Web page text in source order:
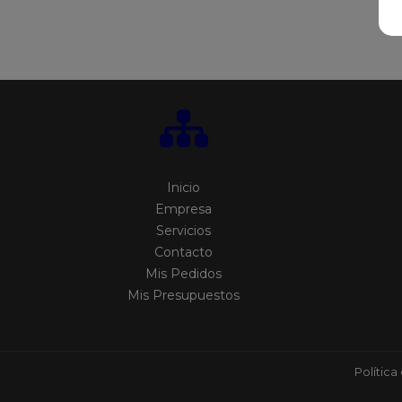
Inicio
Empresa
Servicios
Contacto
Mis Pedidos
Mis Presupuestos
Política